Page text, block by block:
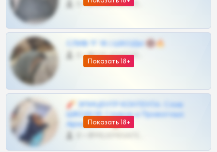
0 •
Показать 18+
СЛИВ ТГ 18 | ШКОДЫ 🔞🔥
0 •
Показать 18+
🧨 ЭПИЦЕНТР КОНТЕНТА: Слив
ШКОДОВ Сливов и Приватных
Архивов ТГ 🔞💎